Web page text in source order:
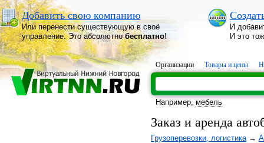
Добавить свою компанию
Или перенести существующую в своё
управление. Это абсолютнобесплатно!
И
И это
Организации Товары и цены
Например, мебель
Заказ и аренда
Грузоперевозки, логистика→